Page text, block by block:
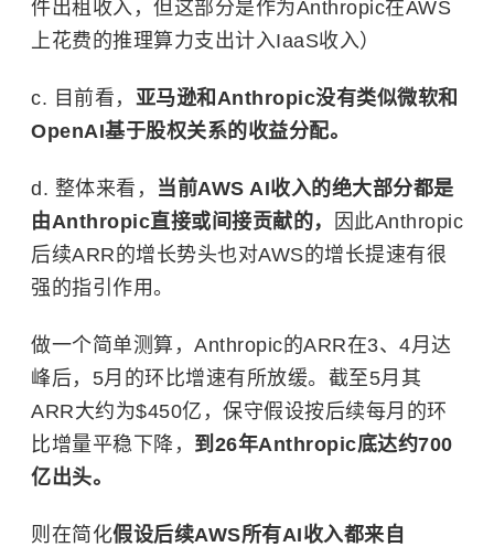
件出租收入，但这部分是作为Anthropic在AWS
上花费的推理算力支出计入IaaS收入）
c. 目前看， 亚马逊和Anthropic没有类似微软和
OpenAI基于股权关系的收益分配。
d. 整体来看， 当前AWS AI收入的绝大部分都是
由Anthropic直接或间接贡献的，
因此Anthropic
后续ARR的增长势头也对AWS的增长提速有很
强的指引作用。
做一个简单测算，Anthropic的ARR在3、4月达
峰后，5月的环比增速有所放缓。截至5月其
ARR大约为$450亿，保守假设按后续每月的环
比增量平稳下降， 到26年Anthropic底达约700
亿出头。
则在简化假设后续AWS所有AI收入都来自